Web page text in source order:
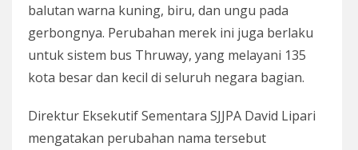
balutan warna kuning, biru, dan ungu pada
gerbongnya. Perubahan merek ini juga berlaku
untuk sistem bus Thruway, yang melayani 135
kota besar dan kecil di seluruh negara bagian.
Direktur Eksekutif Sementara SJJPA David Lipari
mengatakan perubahan nama tersebut